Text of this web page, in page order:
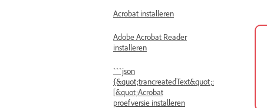
Acrobat installeren
Adobe Acrobat Reader
installeren
```json
{&quot;trancreatedText&quot;:
[&quot;Acrobat
proefversie installeren